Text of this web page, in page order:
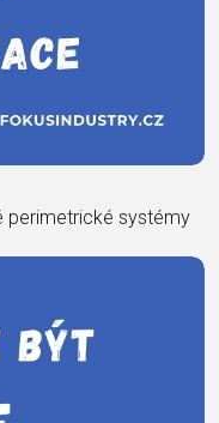
perimetrické systémy